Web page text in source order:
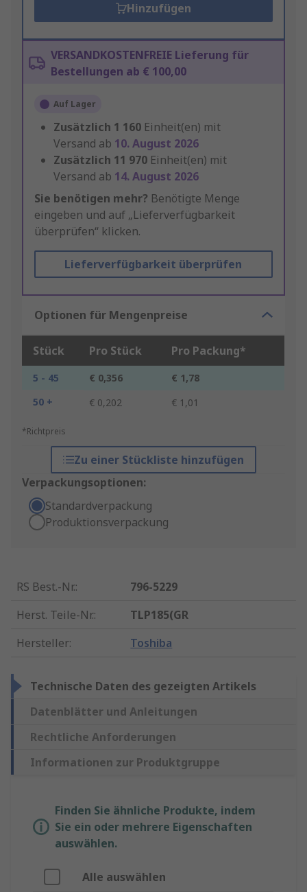
Hinzufügen
VERSANDKOSTENFREIE Lieferung für
Bestellungen ab € 100,00
Auf Lager
Zusätzlich 1 160 Einheit(en) mit
Versand ab 10. August 2026
Zusätzlich 11 970 Einheit(en) mit
Versand ab 14. August 2026
Sie benötigen mehr? Benötigte Menge
eingeben und auf „Lieferverfügbarkeit
überprüfen“ klicken.
Lieferverfügbarkeit überprüfen
Optionen für Mengenpreise
Stück Pro Stück Pro Packung*
5 - 45 € 0,356
€ 1,78
50 +
€ 0,202 € 1,01
*Richtpreis
Zu einer Stückliste hinzufügen
Verpackungsoptionen:
Standardverpackung
Produktionsverpackung
RS Best.-Nr.:
796-5229
Herst. Teile-Nr.:
TLP185(GR
Hersteller: Toshiba
Technische Daten des gezeigten Artikels
Datenblätter und Anleitungen
Rechtliche Anforderungen
Informationen zur Produktgruppe
Finden Sie ähnliche Produkte, indem
Sie ein oder mehrere Eigenschaften
auswählen.
Alle auswählen